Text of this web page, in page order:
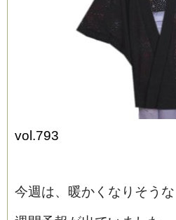
ブログ
vol.793
今週は、暖かくなりそうな